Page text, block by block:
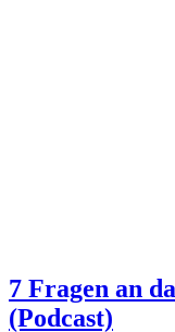
7 Fragen an
(Podcast)